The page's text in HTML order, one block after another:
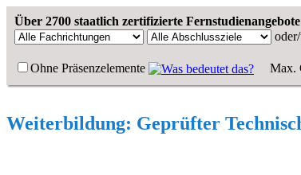
Über 2700 staatlich zertifizierte
Ohne Präsenzelemente Max.
Weiterbildung: Geprüfter